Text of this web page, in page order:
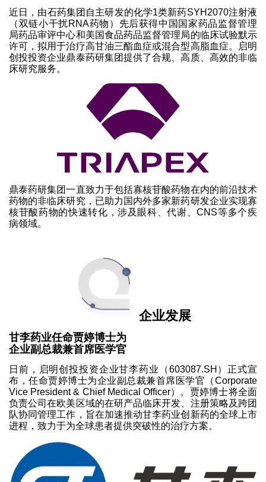
近日，由石药集团自主研发的化学1类新药SYH2070注射液
（双链小干扰RNA药物）先后获得中国国家药品监督管理
局药品审评中心和美国食品药品监督管理局的临床试验默示
许可，拟用于治疗高甘油三酯血症或混合型高脂血症。启明
创投投资企业鼎泰药研集团提供了合规、高质、高效的非临
床研究服务。
鼎泰药研集团一直致力于包括寡核苷酸药物在内的前沿技术
药物的非临床研究，已助力国内外多家新药研发企业实现寡
核苷酸药物的快速转化，涉及眼科、代谢、CNS等多个疾
病领域。
企业发展
甘李药业任命贾婷博士为
企业副总裁兼首席医学官
日前，启明创投投资企业甘李药业（603087.SH）正式宣
布，任命贾婷博士为企业副总裁兼首席医学官（Corporate
Vice President & Chief Medical Officer）。贾婷博士将全面
负责公司在欧美区域的在研产品临床开发、注册策略及跨团
队协同管理工作，旨在加速推动甘李药业创新药的全球上市
进程，致力于为全球患者提供突破性的治疗方案。